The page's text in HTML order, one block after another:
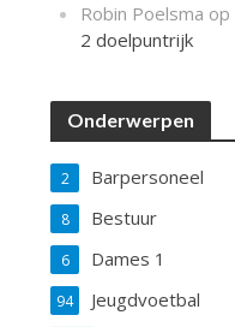
Robin Poelsma op
2 doelpuntrijk
Onderwerpen
Barpersoneel
2
Bestuur
8
Dames 1
6
Jeugdvoetbal
94